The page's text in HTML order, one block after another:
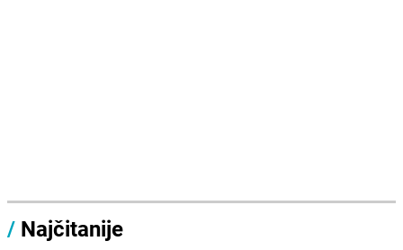
/ Najčitanije